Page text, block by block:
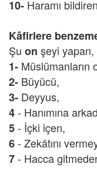
10- Haramı
Kâfirlere
Şu on şeyi
1- Müslümanların
2- Büyücü,
3- Deyyus,
4- Hanımına
5- İçki içen,
6- Zekâtını
7- Hacca